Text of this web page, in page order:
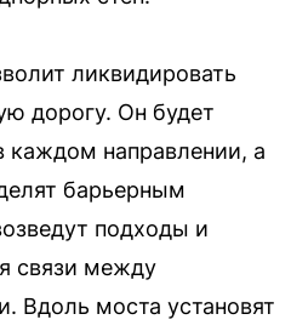
ликвидировать
дорогу. Он будет
каждом направлении, а
барьерным
подходы и
связи между
Вдоль моста установят